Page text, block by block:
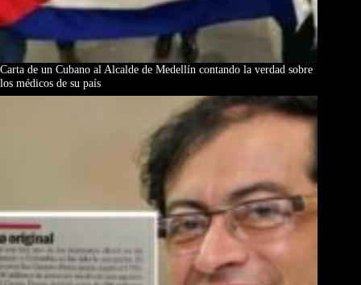
Carta de un Cubano al Alcalde de Medellín contando la verdad sobre
los médicos de su país